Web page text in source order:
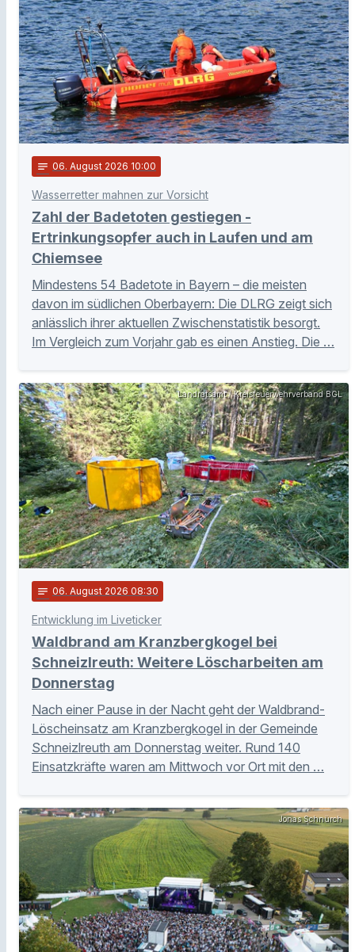
notes 06. August 2026 10:00
Wasserretter mahnen zur Vorsicht
Zahl der Badetoten gestiegen -
Ertrinkungsopfer auch in Laufen und am
Chiemsee
Mindestens 54 Badetote in Bayern – die meisten
davon im südlichen Oberbayern: Die DLRG zeigt sich
anlässlich ihrer aktuellen Zwischenstatistik besorgt.
Im Vergleich zum Vorjahr gab es einen Anstieg. Die …
Landratsamt / Kreisfeuerwehrverband BGL
notes 06. August 2026 08:30
Entwicklung im Liveticker
Waldbrand am Kranzbergkogel bei
Schneizlreuth: Weitere Löscharbeiten am
Donnerstag
Nach einer Pause in der Nacht geht der Waldbrand-
Löscheinsatz am Kranzbergkogel in der Gemeinde
Schneizlreuth am Donnerstag weiter. Rund 140
Einsatzkräfte waren am Mittwoch vor Ort mit den …
Jonas Schnürch